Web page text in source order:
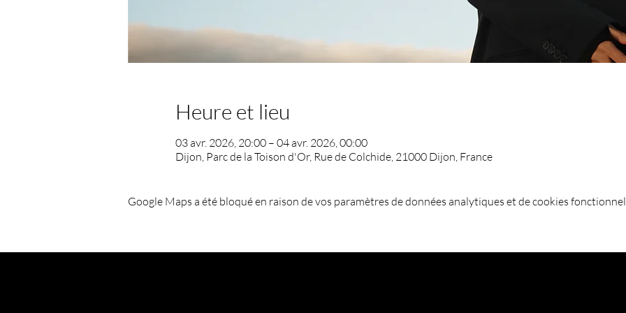
Heure et lieu
03 avr. 2026, 20:00 – 04 avr. 2026, 00:00
Dijon, Parc de la Toison d'Or, Rue de Colchide, 21000 Dijon, France
Google Maps a été bloqué en raison de vos paramètres de données analytiques et de cookies